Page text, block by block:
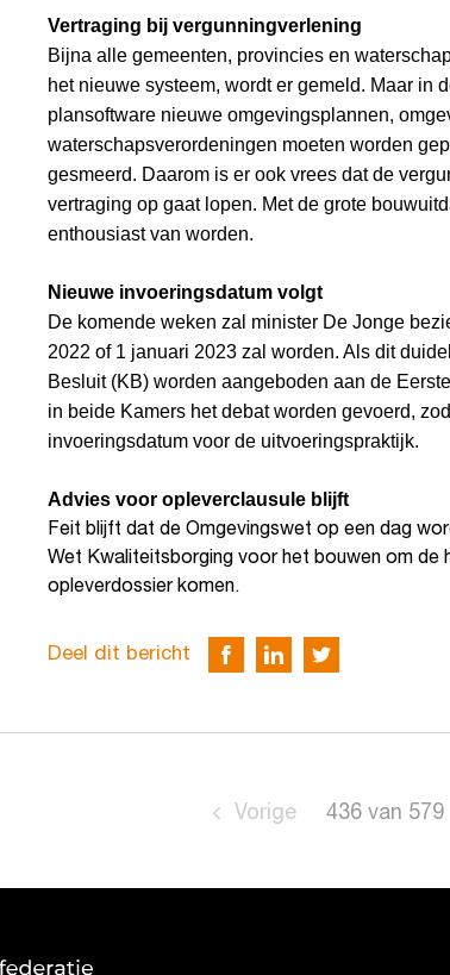
Vertraging bij vergunningverlening
Bijna alle gemeenten, provincies en
het nieuwe systeem, wordt er gemeld. Maar in
plansoftware nieuwe omgevingsplannen,
waterschapsverordeningen moeten worden
gesmeerd. Daarom is er ook vrees dat de
vertraging op gaat lopen. Met de grote
enthousiast van worden.
Nieuwe invoeringsdatum volgt
De komende weken zal minister De Jonge
2022 of 1 januari 2023 zal worden. Als dit
Besluit (KB) worden aangeboden aan de
in beide Kamers het debat worden gevoerd,
invoeringsdatum voor de uitvoeringspraktijk.
Advies voor opleverclausule blijft
Feit blijft dat de Omgevingswet op een dag
Wet Kwaliteitsborging voor het bouwen om de
opleverdossier komen.
Deel dit bericht
Vorige 436van 579